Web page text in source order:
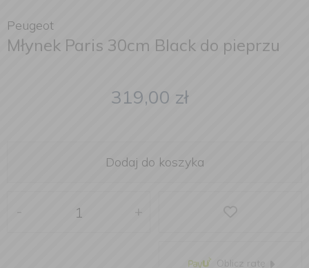
Peugeot
Młynek Paris 30cm Black do pieprzu
319,00 zł
Dodaj do koszyka
- +